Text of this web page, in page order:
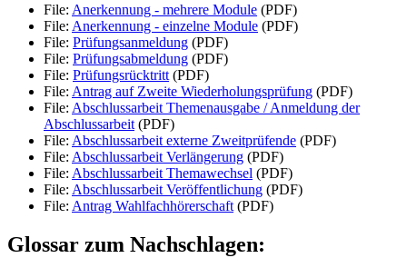
File: Anerkennung - mehrere Module (PDF)
File: Anerkennung - einzelne Module (PDF)
File: Prüfungsanmeldung (PDF)
File: Prüfungsabmeldung (PDF)
File: Prüfungsrücktritt (PDF)
File: Antrag auf Zweite Wiederholungsprüfung (PDF)
File: Abschlussarbeit Themenausgabe / Anmeldung der
Abschlussarbeit (PDF)
File: Abschlussarbeit externe Zweitprüfende (PDF)
File: Abschlussarbeit Verlängerung (PDF)
File: Abschlussarbeit Themawechsel (PDF)
File: Abschlussarbeit Veröffentlichung (PDF)
File: Antrag Wahlfachhörerschaft (PDF)
Glossar zum Nachschlagen: